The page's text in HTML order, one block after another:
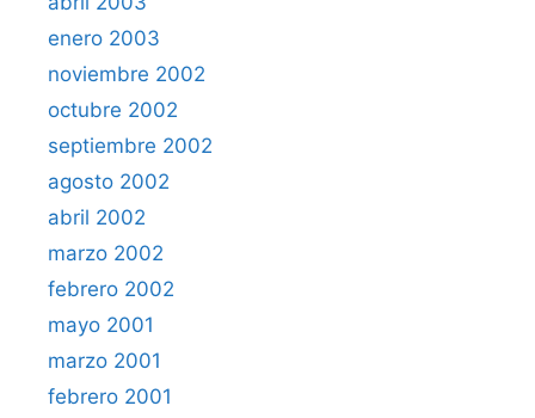
enero 2003
noviembre 2002
octubre 2002
septiembre 2002
agosto 2002
abril 2002
marzo 2002
febrero 2002
mayo 2001
marzo 2001
febrero 2001